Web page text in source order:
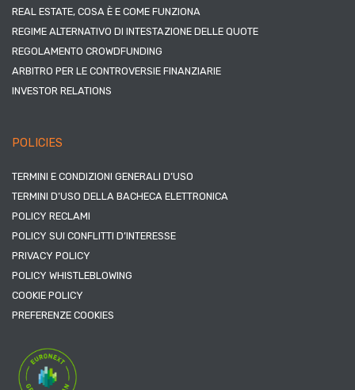
REAL ESTATE, COSA È E COME FUNZIONA
REGIME ALTERNATIVO DI INTESTAZIONE DELLE QUOTE
REGOLAMENTO CROWDFUNDING
ARBITRO PER LE CONTROVERSIE FINANZIARIE
INVESTOR RELATIONS
POLICIES
TERMINI E CONDIZIONI GENERALI D’USO
TERMINI D’USO DELLA BACHECA ELETTRONICA
POLICY RECLAMI
POLICY SUI CONFLITTI D’INTERESSE
PRIVACY POLICY
POLICY WHISTLEBLOWING
COOKIE POLICY
PREFERENZE COOKIES